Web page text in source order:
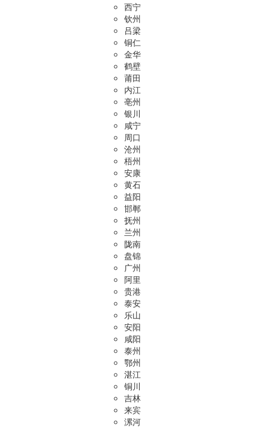
西宁
钦州
吕梁
铜仁
金华
鹤壁
莆田
内江
亳州
银川
咸宁
周口
沧州
梧州
安康
黄石
益阳
邯郸
抚州
兰州
陇南
盘锦
广州
阿里
贵港
泰安
乐山
安阳
咸阳
泰州
鄂州
湛江
铜川
吉林
来宾
漯河